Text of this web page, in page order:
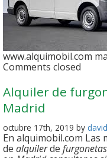
www.alquimobil.com
Comments closed
Alquiler de
Madrid
octubre 17th, 2019 by david
En alquimobil.com Las
de alquilerde furgonetas